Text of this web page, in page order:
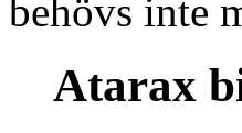
behövs inte
Atarax